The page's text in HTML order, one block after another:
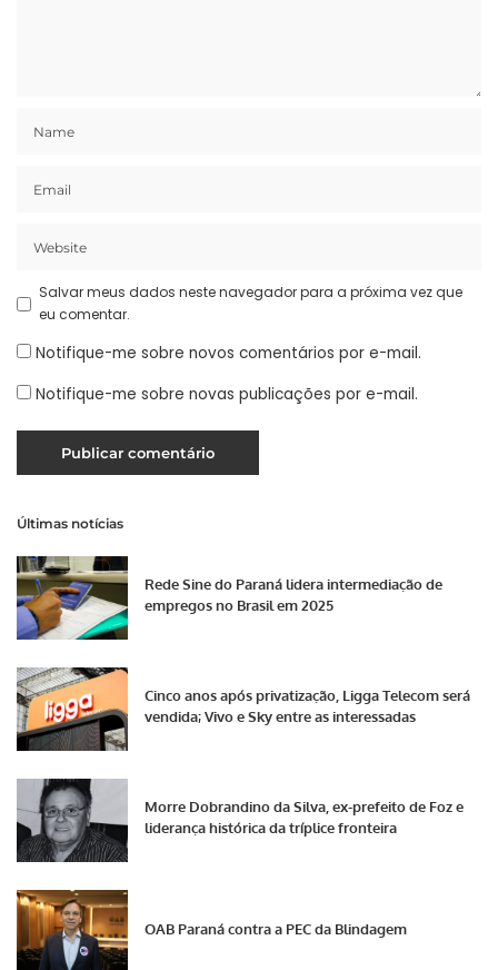
Salvar meus dados neste navegador para a próxima vez que
eu comentar.
Notifique-me sobre novos comentários por e-mail.
Notifique-me sobre novas publicações por e-mail.
Últimas notícias
Rede Sine do Paraná lidera intermediação de
empregos no Brasil em 2025
Cinco anos após privatização, Ligga Telecom será
vendida; Vivo e Sky entre as interessadas
Morre Dobrandino da Silva, ex-prefeito de Foz e
liderança histórica da tríplice fronteira
OAB Paraná contra a PEC da Blindagem